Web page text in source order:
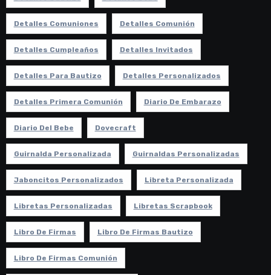
Detalles Comuniones Detalles Comunión
Detalles Cumpleaños Detalles Invitados
Detalles Para Bautizo Detalles Personalizados
Detalles Primera Comunión Diario De Embarazo
Diario Del Bebe Dovecraft
Guirnalda Personalizada Guirnaldas Personalizadas
Jaboncitos Personalizados Libreta Personalizada
Libretas Personalizadas Libretas Scrapbook
Libro De Firmas Libro De Firmas Bautizo
Libro De Firmas Comunión